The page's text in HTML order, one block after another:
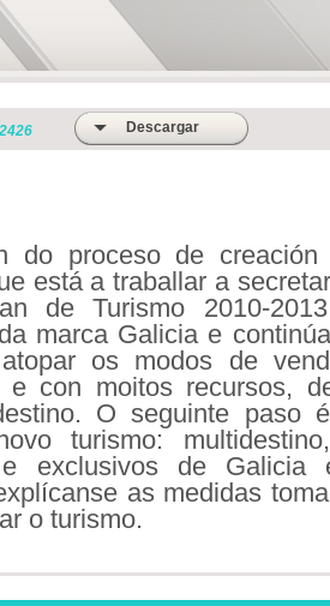
Descargar
do proceso de
está a traballar a
de Turismo 2010-
marca Galicia e
os modos de
e con moitos recursos,
O seguinte paso
turismo:
e exclusivos de
as medidas
o turismo.